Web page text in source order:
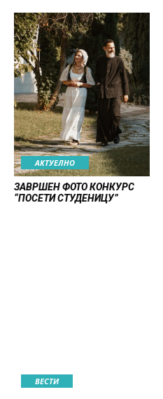
АКТУЕЛНО
ЗАВРШЕН ФОТО КОНКУРС
“ПОСЕТИ СТУДЕНИЦУ”
ВЕСТИ